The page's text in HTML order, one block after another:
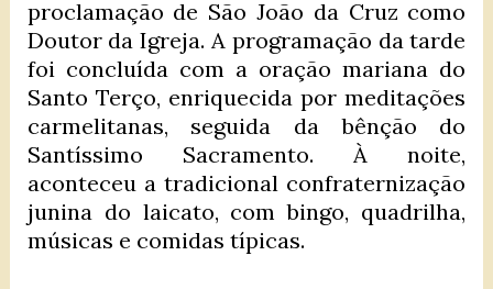
proclamação de São João da Cruz como
Doutor da Igreja. A programação da tarde
foi concluída com a oração mariana do
Santo Terço, enriquecida por meditações
carmelitanas, seguida da bênção do
Santíssimo Sacramento. À noite,
aconteceu a tradicional confraternização
junina do laicato, com bingo, quadrilha,
músicas e comidas típicas.